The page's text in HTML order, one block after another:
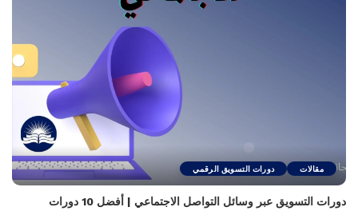
مقالات دورات التسويق الرقمي
دورات التسويق عبر وسائل التواصل الاجتماعي | أفضل 10 دورات